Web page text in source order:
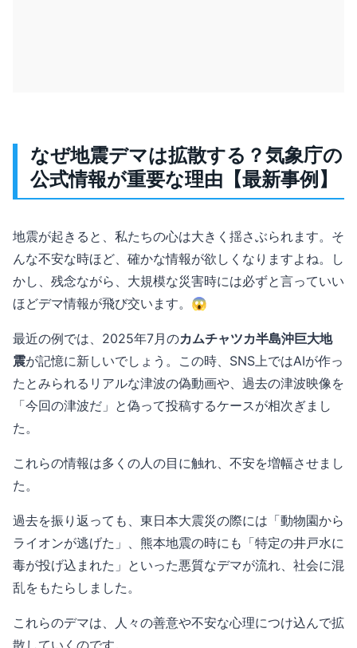
なぜ地震デマは拡散する？気象庁の
公式情報が重要な理由【最新事例】
地震が起きると、私たちの心は大きく揺さぶられます。そ
んな不安な時ほど、確かな情報が欲しくなりますよね。し
かし、残念ながら、大規模な災害時には必ずと言っていい
ほどデマ情報が飛び交います。😱
最近の例では、2025年7月のカムチャツカ半島沖巨大地
震が記憶に新しいでしょう。この時、SNS上ではAIが作っ
たとみられるリアルな津波の偽動画や、過去の津波映像を
「今回の津波だ」と偽って投稿するケースが相次ぎまし
た。
これらの情報は多くの人の目に触れ、不安を増幅させまし
た。
過去を振り返っても、東日本大震災の際には「動物園から
ライオンが逃げた」、熊本地震の時にも「特定の井戸水に
毒が投げ込まれた」といった悪質なデマが流れ、社会に混
乱をもたらしました。
これらのデマは、人々の善意や不安な心理につけ込んで拡